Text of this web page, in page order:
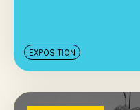
EXPOSITION